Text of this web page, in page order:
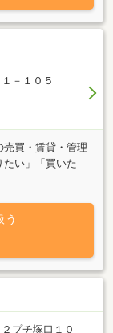
－１０５
買・賃貸・管理
い」「買いた
は何でも気軽に
の不動産、西宮
ホームにお任せ
う
プチ塚口１０